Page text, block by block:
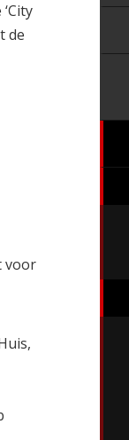
de
voor